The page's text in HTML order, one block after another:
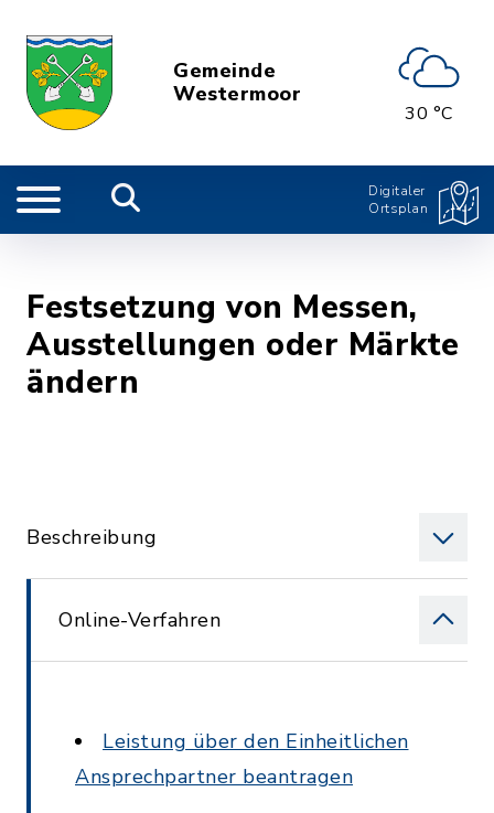
Gemeinde
Westermoor
30 °C
Digitaler
Ortsplan
Festsetzung von Messen,
Ausstellungen oder Märkte
ändern
Beschreibung
Online-Verfahren
Leistung über den Einheitlichen
Ansprechpartner beantragen